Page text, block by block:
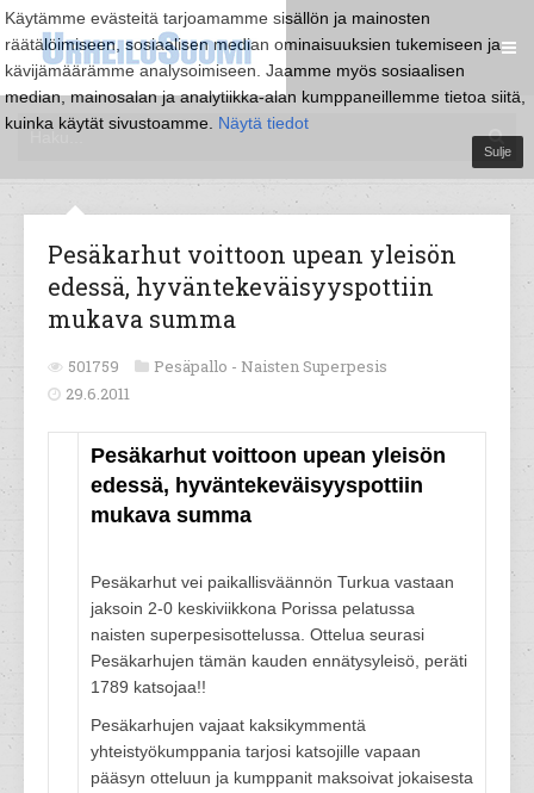
Käytämme evästeitä tarjoamamme sisällön ja mainosten
räätälöimiseen, sosiaalisen median ominaisuuksien tukemiseen ja
kävijämäärämme analysoimiseen. Jaamme myös sosiaalisen
median, mainosalan ja analytiikka-alan kumppaneillemme tietoa siitä,
kuinka käytät sivustoamme. Näytä tiedot
Sulje
Pesäkarhut voittoon upean yleisön
edessä, hyväntekeväisyyspottiin
mukava summa
501759 Pesäpallo - Naisten Superpesis
29.6.2011
Pesäkarhut voittoon upean yleisön
edessä, hyväntekeväisyyspottiin
mukava summa
Pesäkarhut vei paikallisväännön Turkua vastaan
jaksoin 2-0 keskiviikkona Porissa pelatussa
naisten superpesisottelussa. Ottelua seurasi
Pesäkarhujen tämän kauden ennätysyleisö, peräti
1789 katsojaa!!
Pesäkarhujen vajaat kaksikymmentä
yhteistyökumppania tarjosi katsojille vapaan
pääsyn otteluun ja kumppanit maksoivat jokaisesta